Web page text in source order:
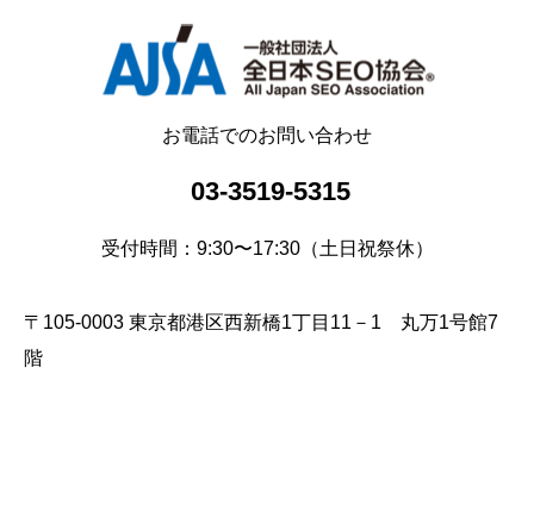
お電話でのお問い合わせ
03-3519-5315
受付時間：9:30〜17:30（土日祝祭休）
〒105-0003 東京都港区西新橋1丁目11－1 丸万1号館7
階